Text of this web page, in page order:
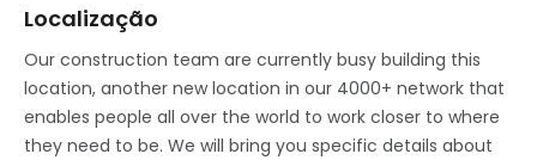
Localização
Our construction team are currently busy building this
location, another new location in our 4000+ network that
enables people all over the world to work closer to where
they need to be. We will bring you specific details about